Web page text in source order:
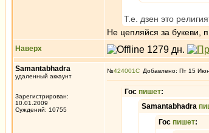
Т.е. дзен это
Не цепляйся за букеви,
Наверх
Samantabhadra
удаленный аккаунт
Зарегистрирован:
10.01.2009
Суждений: 10755
№424001 Добавлено: Пт 15
Гос пишет:
Samantabhadra
Гос пишет: